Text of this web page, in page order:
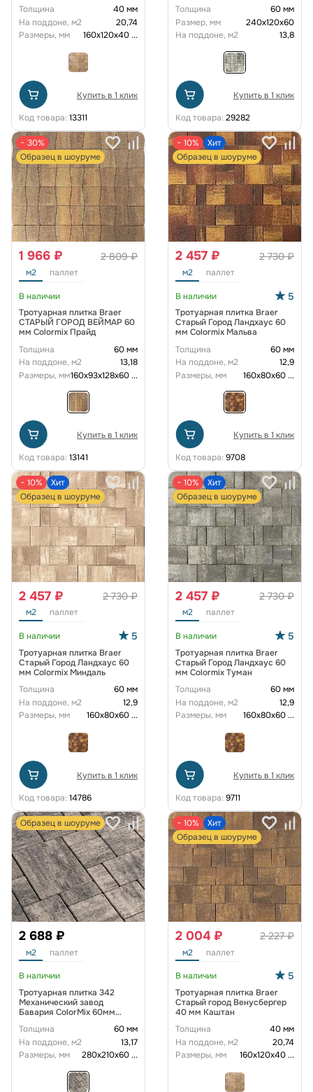
Толщина
40 мм
На поддоне, м2
20,74
Размеры, мм
160х120х40...
Купить в 1 клик
Код товара: 13311
Толщина
60 мм
Размер, мм
240х120х60
На поддоне, м2
13,8
Купить в 1 клик
Код товара: 29282
− 30%
Образец в шоуруме
2 809 ₽
1 966 ₽
м2 паллет
В наличии
Тротуарная плитка Braer
СТАРЫЙ ГОРОД ВЕЙМАР 60
мм Colormix Прайд
Толщина
60 мм
На поддоне, м2
13,18
Размеры, мм160х93х128х60...
Купить в 1 клик
Код товара: 13141
− 10%
Хит
Образец в шоуруме
2 730 ₽
2 457 ₽
м2 паллет
В наличии 5
Тротуарная плитка Braer
Старый Город Ландхаус 60
мм Colormix Мальва
Толщина
60 мм
На поддоне, м2
12,9
Размеры, мм
160х80х60...
Купить в 1 клик
Код товара: 9708
− 10%
Хит
Образец в шоуруме
2 730 ₽
2 457 ₽
м2 паллет
В наличии 5
Тротуарная плитка Braer
Старый Город Ландхаус 60
мм Colormix Миндаль
Толщина
60 мм
На поддоне, м2
12,9
Размеры, мм
160х80х60...
Купить в 1 клик
Код товара: 14786
− 10%
Хит
Образец в шоуруме
2 730 ₽
2 457 ₽
м2 паллет
В наличии 5
Тротуарная плитка Braer
Старый Город Ландхаус 60
мм Colormix Туман
Толщина
60 мм
На поддоне, м2
12,9
Размеры, мм
160х80х60...
Купить в 1 клик
Код товара: 9711
Образец в шоуруме
2 688 ₽
м2 паллет
В наличии
Тротуарная плитка 342
Механический завод
Бавария ColorMix 60мм
Толщина
60 мм
На поддоне, м2
13,17
Размеры, мм
280х210х60...
− 10%
Хит
Образец в шоуруме
2 227 ₽
2 004 ₽
м2 паллет
В наличии 5
Тротуарная плитка Braer
Старый город Венусбергер
40 мм Каштан
Толщина
40 мм
На поддоне, м2
20,74
Размеры, мм
160х120х40...